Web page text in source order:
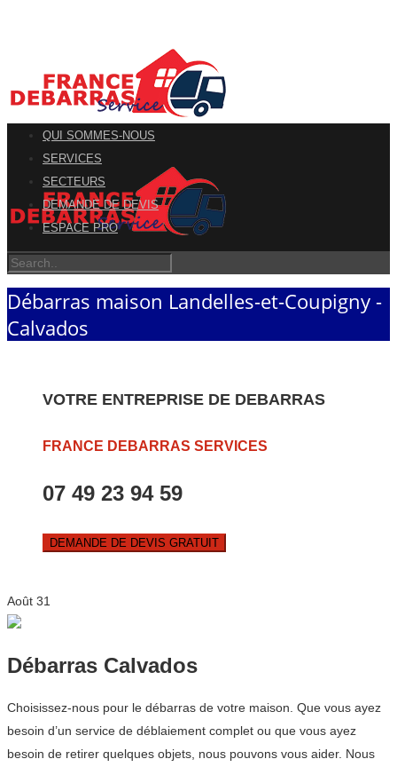
QUI SOMMES-NOUS
SERVICES
SECTEURS
DEMANDE DE DEVIS
ESPACE PRO
Débarras maison Landelles-et-Coupigny -
Calvados
VOTRE ENTREPRISE DE DEBARRAS
FRANCE DEBARRAS SERVICES
07 49 23 94 59
DEMANDE DE DEVIS GRATUIT
Août 31
Débarras Calvados
Choisissez-nous pour le débarras de votre maison. Que vous ayez
besoin d’un service de déblaiement complet ou que vous ayez
besoin de retirer quelques objets, nous pouvons vous aider. Nous